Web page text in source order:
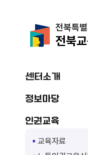
전북특
전북
센터소개
정보마당
인권교육
교육자료